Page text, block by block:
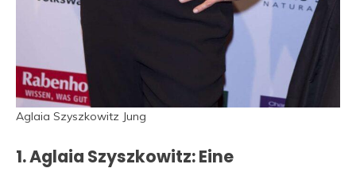
Aglaia Szyszkowitz Jung
1. Aglaia Szyszkowitz: Eine